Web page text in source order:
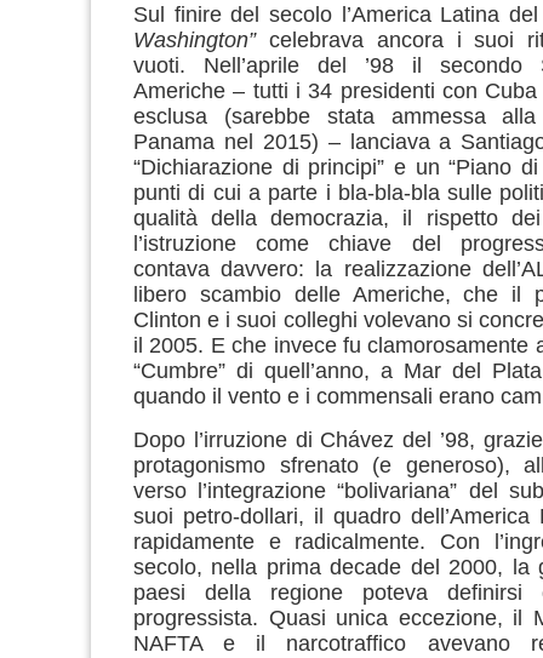
Sul finire del secolo l’America Latina
Washington”celebrava ancora i suoi
vuoti. Nell’aprile del ’98 il secondo
Americhe – tutti i 34 presidenti con
esclusa (sarebbe stata ammessa alla
Panama nel 2015) – lanciava a
“Dichiarazione di principi” e un “Piano
punti di cui a parte i bla-bla-bla sulle
qualità della democrazia, il rispetto
l’istruzione come chiave del
contava davvero: la realizzazione
libero scambio delle Americhe, che il
Clinton e i suoi colleghi volevano si
il 2005. E che invece fu clamorosamente
“Cumbre” di quell’anno, a Mar del
quando il vento e i commensali erano
Dopo l’irruzione di Chávez del ’98,
protagonismo sfrenato (e generoso),
verso l’integrazione “bolivariana” del
suoi petro-dollari, il quadro dell’America
rapidamente e radicalmente. Con
secolo, nella prima decade del 2000, la
paesi della regione poteva
progressista. Quasi unica eccezione, il
NAFTA e il narcotraffico avevano